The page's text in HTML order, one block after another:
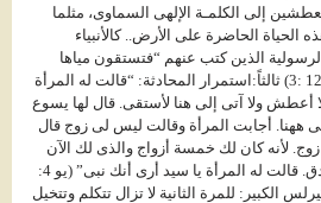
إلى الكلمـة الإلهى السماوى، مثلما
الحاضرة على الأرض.. كالأنبياء
الذين كتب عنهم “فتستقون مياها
بفرح من ينابيع الخلاص” (أش12 :3) ثالثاً:استمرار المحادثة: “قالت له المرأة
أعطش ولا آتى إلى هنا لأستقى. قال لها يسوع
ههنا. أجابت المرأة وقالت ليس لى زوج قال
لأنه كان لك خمسة أزواج والذى لك الآن
ليس هو زوجك هذا قلت بالصدق. قالت له المرأة يا سيد أرى أنك نبى” (يو 4:
كيرلس الكبير: للمرة الثانية لا تزال تتكلم وتتخيل